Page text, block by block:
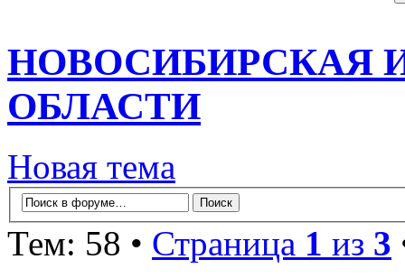
НОВОСИБИРСКАЯ
ОБЛАСТИ
Новая тема
Тем: 58 • Страница 1 из 3